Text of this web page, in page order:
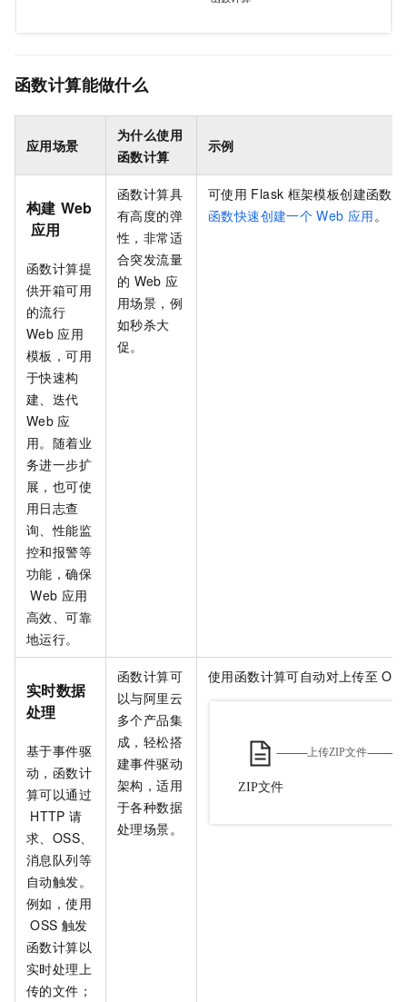
函数计算能做什么
应用场景
为什么使用
函数计算
示例
构建 Web
应用
函数计算提
供开箱可用
的流行
Web 应用
模板，可用
于快速构
建、迭代
Web 应
用。随着业
务进一步扩
展，也可使
用日志查
询、性能监
控和报警等
功能，确保
Web 应用
高效、可靠
地运行。
函数计算具
有高度的弹
性，非常适
合突发流量
的 Web 应
用场景，例
如秒杀大
促。
可使用 Flask 框架模板创建函数
函数快速创建一个 Web 应用。
实时数据
处理
基于事件驱
动， 函数计
算可以通过
HTTP 请
求、OSS、
消息队列等
自动触发。
例如，使用
OSS 触发
函数计算以
实时处理上
传的文件；
函数计算可
以与阿里云
多个产品集
成，轻松搭
建事件驱动
架构，适用
于各种数据
处理场景。
使用函数计算可自动对上传至